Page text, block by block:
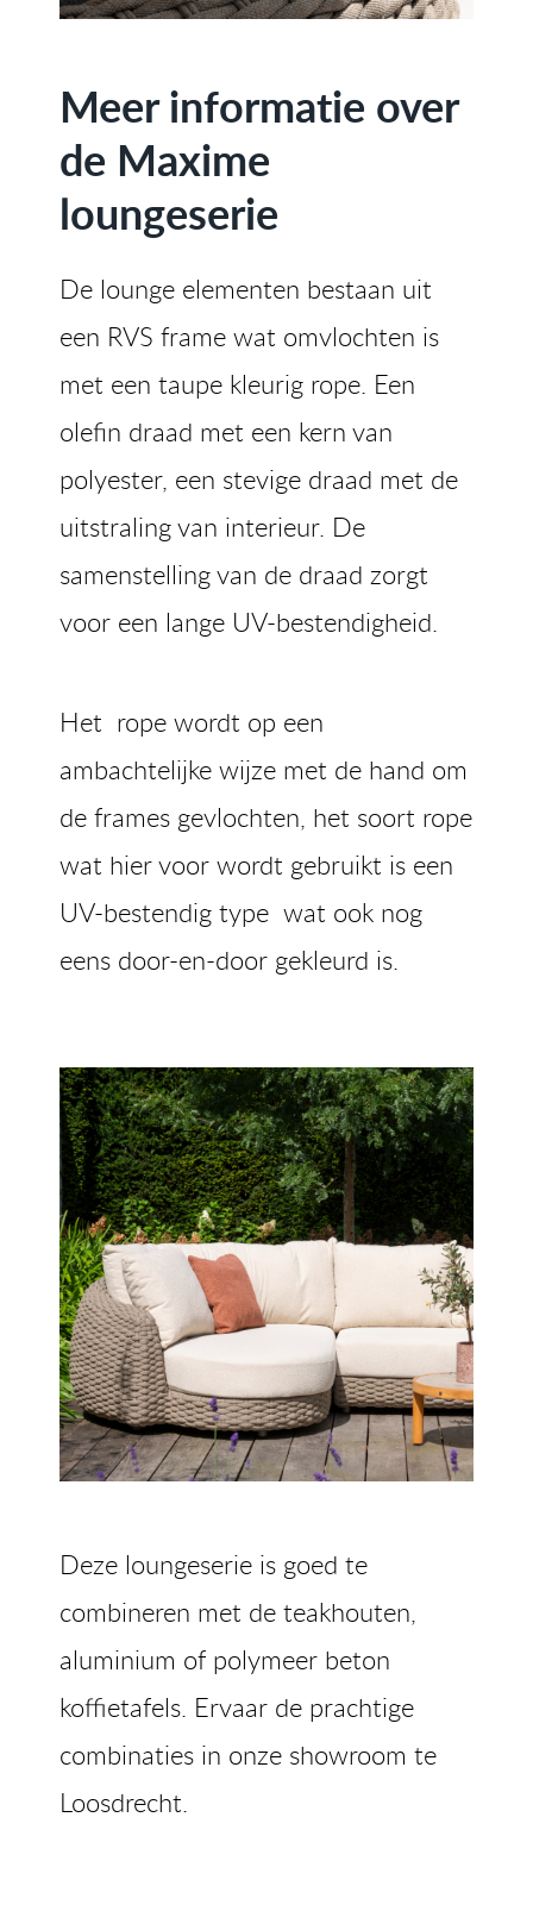
Meer informatie over
de Maxime
loungeserie
De lounge elementen bestaan uit
een RVS frame wat omvlochten is
met een taupe kleurig rope. Een
olefin draad met een kern van
polyester, een stevige draad met de
uitstraling van interieur. De
samenstelling van de draad zorgt
voor een lange UV-bestendigheid.
Het rope wordt op een
ambachtelijke wijze met de hand om
de frames gevlochten, het soort rope
wat hier voor wordt gebruikt is een
UV-bestendig type wat ook nog
eens door-en-door gekleurd is.
Deze loungeserie is goed te
combineren met de teakhouten,
aluminium of polymeer beton
koffietafels. Ervaar de prachtige
combinaties in onze showroom te
Loosdrecht.